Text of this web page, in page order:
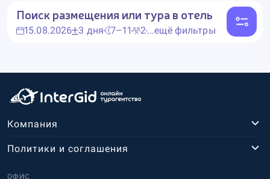
Поиск размещения или тура в отель
15.08.2026 3 дня 7–11 2...ещё фильтры
Компания
ОФИС
Политики и соглашения